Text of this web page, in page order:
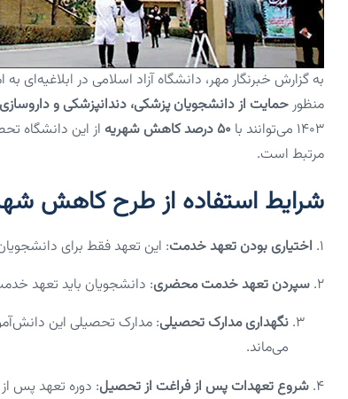
به گزارش خبرنگار مهر، دانشگاه آزاد اسلامی در ابلاغیه‌ای
منظورحمایت از دانشجویان پزشکی، دندانپزشکی و داروسازی
۱۴۰۳ می‌توانند با
۵۰ درصد کاهش شهریه
از این دانشگاه
مرتبط است.
شرایط استفاده از طرح کاهش
۱. اختیاری بودن تعهد خدمت: این تعهد فقط برای دانشجویان پذیرفته‌شده
۲. سپردن تعهد خدمت محضری: دانشجویان باید تعهد خدمت محضری
نگهداری مدارک تحصیلی: مدارک تحصیلی این
می‌ماند.
۴. شروع تعهدات پس از فراغت از تحصیل: دوره تعهد پس